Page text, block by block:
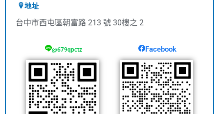
地址
台中市西屯區朝富路 213 號 30樓之 2
@679qpctz Facebook